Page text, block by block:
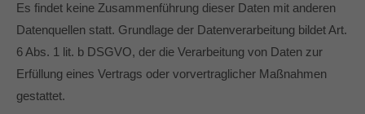
Es findet keine Zusammenführung dieser Daten mit anderen
Datenquellen statt. Grundlage der Datenverarbeitung bildet Art.
6 Abs. 1 lit. b DSGVO, der die Verarbeitung von Daten zur
Erfüllung eines Vertrags oder vorvertraglicher Maßnahmen
gestattet.